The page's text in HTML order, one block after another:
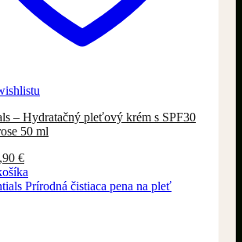
– Hydratačný pleťový krém s SPF30
50 ml
€.
€Aktuálna
cena
je: